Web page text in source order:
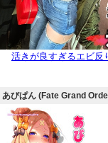
活きが良すぎるエビ反
ご馳走乳首がこんにち
にブチ込み猛ピス。イ
あびぱん (Fate Grand